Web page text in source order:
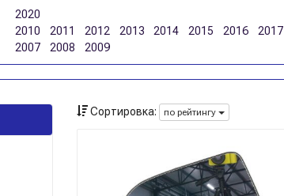
2020
2010 2011 2012 2013 2014 2015 2016 2017
2007 2008 2009
Сортировка: по рейтингу